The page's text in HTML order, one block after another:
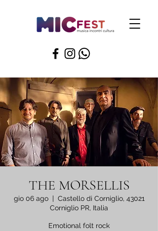
THE MORSELLIS
gio 06 ago
  |
Castello di Corniglio, 43021
Corniglio PR, Italia
Emotional folt rock